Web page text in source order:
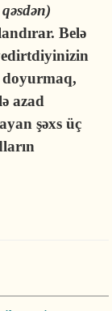
Belə
doyurmaq,
azad
şəxs üç